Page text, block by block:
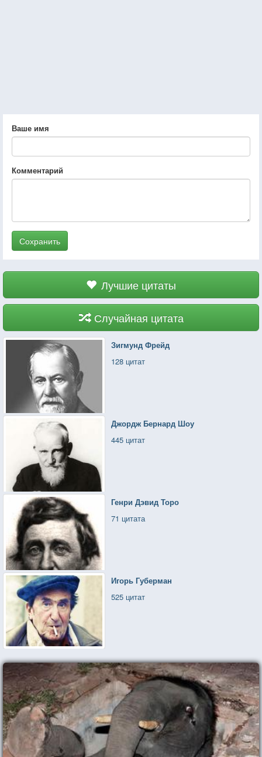
Ваше имя
Комментарий
Сохранить
Лучшие цитаты
Случайная цитата
Зигмунд Фрейд
128 цитат
Джордж Бернард Шоу
445 цитат
Генри Дэвид Торо
71 цитата
Игорь Губерман
525 цитат